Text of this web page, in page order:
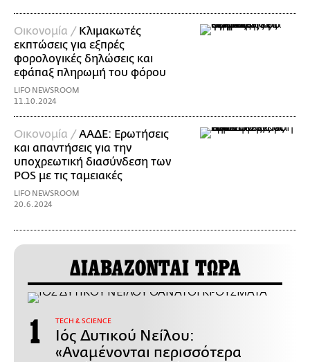
Οικονομία / Κλιμακωτές
εκπτώσεις για εξπρές
φορολογικές δηλώσεις και
εφάπαξ πληρωμή του φόρου
LIFO NEWSROOM
11.10.2024
Οικονομία /ΑΑΔΕ: Ερωτήσεις
και απαντήσεις για την
υποχρεωτική διασύνδεση των
POS με τις ταμειακές
LIFO NEWSROOM
20.6.2024
ΔΙΑΒΑΖΟΝΤΑΙ ΤΩΡΑ
ΤECH & SCIENCE
Ιός Δυτικού Νείλου:
«Αναμένονται περισσότερα